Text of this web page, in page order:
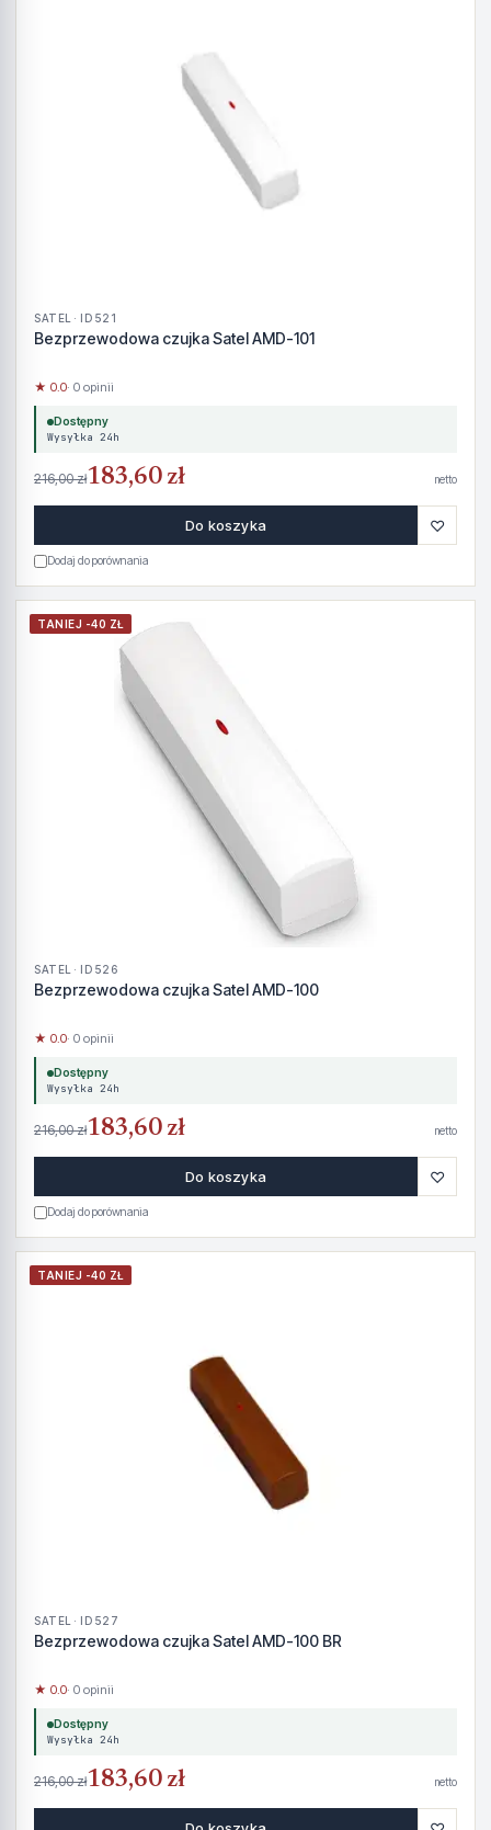
SATEL · ID 521
Bezprzewodowa czujka Satel AMD-101
★ 0.0· 0 opinii
Dostępny
Wysyłka 24h
216,00 zł183,60 zł netto
Do koszyka ♡
Dodaj do porównania
TANIEJ -40 ZŁ
SATEL · ID 526
Bezprzewodowa czujka Satel AMD-100
★ 0.0· 0 opinii
Dostępny
Wysyłka 24h
216,00 zł183,60 zł netto
Do koszyka ♡
Dodaj do porównania
TANIEJ -40 ZŁ
SATEL · ID 527
Bezprzewodowa czujka Satel AMD-100 BR
★ 0.0· 0 opinii
Dostępny
Wysyłka 24h
216,00 zł183,60 zł netto